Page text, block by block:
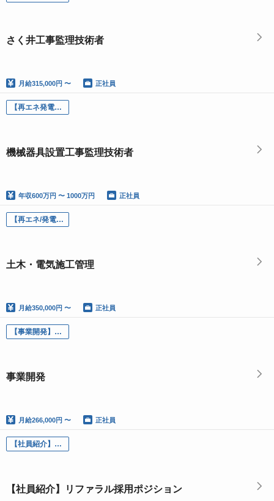
さく井工事監理技術者
月給315,000円 〜 正社員
【再エネ発電所】機械器具設置工事監理技術者（現場）
機械器具設置工事監理技術者
年収600万円 〜 1000万円 正社員
【再エネ/発電所建設】電気監理技術者 （現場）一級電気工事施工管理技士【再エネ/発電所建設】電気・土木監理技術者 （現場）一級電気・土木工事施工管理技士
土木・電気施工管理
月給350,000円 〜 正社員
【事業開発】再生可能エネルギー事業の開発（風力、中小水力 他）
事業開発
月給266,000円 〜 正社員
【社員紹介】リファラル採用ポジション
【社員紹介】リファラル採用ポジション